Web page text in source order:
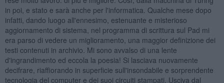
in poi, e stato e sarà anche per l'informatica. Qualche mese dopo
infatti, dando luogo all'ennesimo, estenuante e misterioso
aggiornamento di sistema, nel programma di scrittura sul Pad mi
era parso di vedere un miglioramento, una maggior definizione dei
testi contenuti in archivio. Mi sono avvalso di una lente
d'ingrandimento ed eccola la poesia! Si lasciava nuovamente
decifrare, riaffiorando in superficie sull'insondabile e sorprendente
tecnologia del computer e dei suoi circuiti stampati. Usciva dal